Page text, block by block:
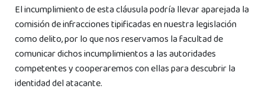
El incumplimiento de esta cláusula podría llevar aparejada la
comisión de infracciones tipificadas en nuestra legislación
como delito, por lo que nos reservamos la facultad de
comunicar dichos incumplimientos a las autoridades
competentes y cooperaremos con ellas para descubrir la
identidad del atacante.